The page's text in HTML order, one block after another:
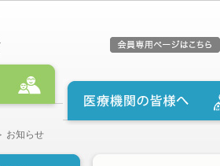
お知らせ